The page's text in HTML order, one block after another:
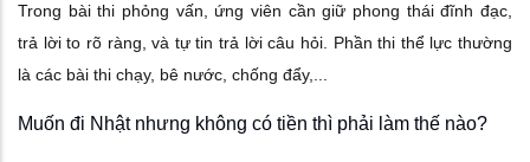
Trong bài thi phỏng vấn, ứng viên cần giữ phong thái đĩnh đạc,
trả lời to rõ ràng, và tự tin trả lời câu hỏi. Phần thi thể lực thường
là các bài thi chạy, bê nước, chống đẩy,...
Muốn đi Nhật nhưng không có tiền thì phải làm thế nào?